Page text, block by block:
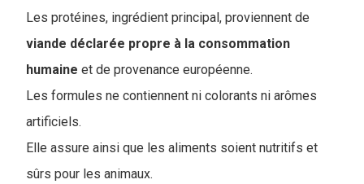
Les protéines, ingrédient principal, proviennent de
viande déclarée propre à la consommation
humaine et de provenance européenne.
Les formules ne contiennent ni colorants ni arômes
artificiels.
Elle assure ainsi que les aliments soient nutritifs et
sûrs pour les animaux.